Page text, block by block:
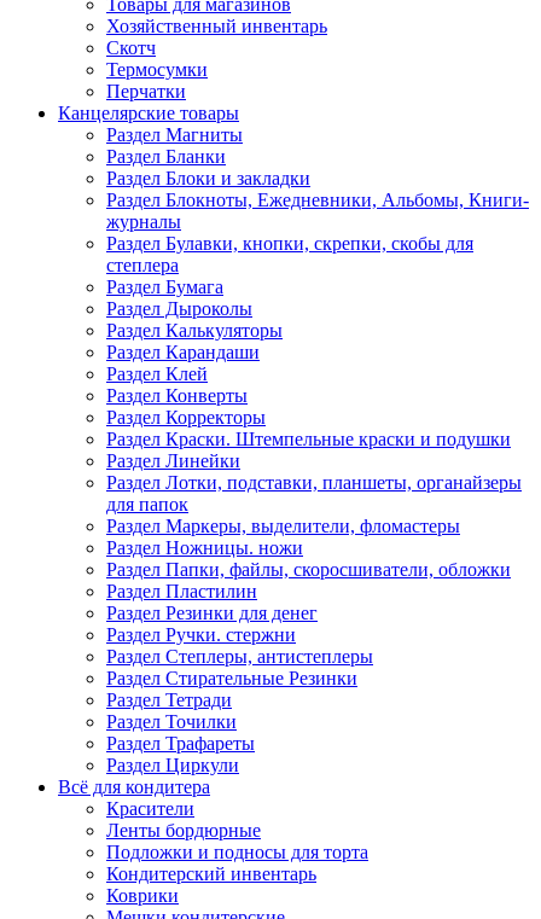
Товары для магазинов
Хозяйственный инвентарь
Скотч
Термосумки
Перчатки
Канцелярские товары
Раздел Магниты
Раздел Бланки
Раздел Блоки и закладки
Раздел Блокноты, Ежедневники, Альбомы, Книги-
журналы
Раздел Булавки, кнопки, скрепки, скобы для
степлера
Раздел Бумага
Раздел Дыроколы
Раздел Калькуляторы
Раздел Карандаши
Раздел Клей
Раздел Конверты
Раздел Корректоры
Раздел Краски. Штемпельные краски и подушки
Раздел Линейки
Раздел Лотки, подставки, планшеты, органайзеры
для папок
Раздел Маркеры, выделители, фломастеры
Раздел Ножницы. ножи
Раздел Папки, файлы, скоросшиватели, обложки
Раздел Пластилин
Раздел Резинки для денег
Раздел Ручки. стержни
Раздел Степлеры, антистеплеры
Раздел Стирательные Резинки
Раздел Тетради
Раздел Точилки
Раздел Трафареты
Раздел Циркули
Всё для кондитера
Красители
Ленты бордюрные
Подложки и подносы для торта
Кондитерский инвентарь
Коврики